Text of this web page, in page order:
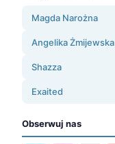
Magda Narożna
Angelika Żmijewska
Shazza
Exaited
Obserwuj nas